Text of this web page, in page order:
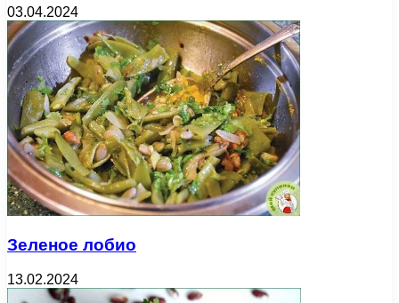
03.04.2024
Зеленое лобио
13.02.2024